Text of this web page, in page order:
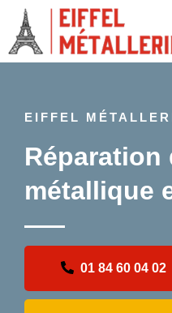
EIFFEL
Réparation
métallique
01 84 60 04 02